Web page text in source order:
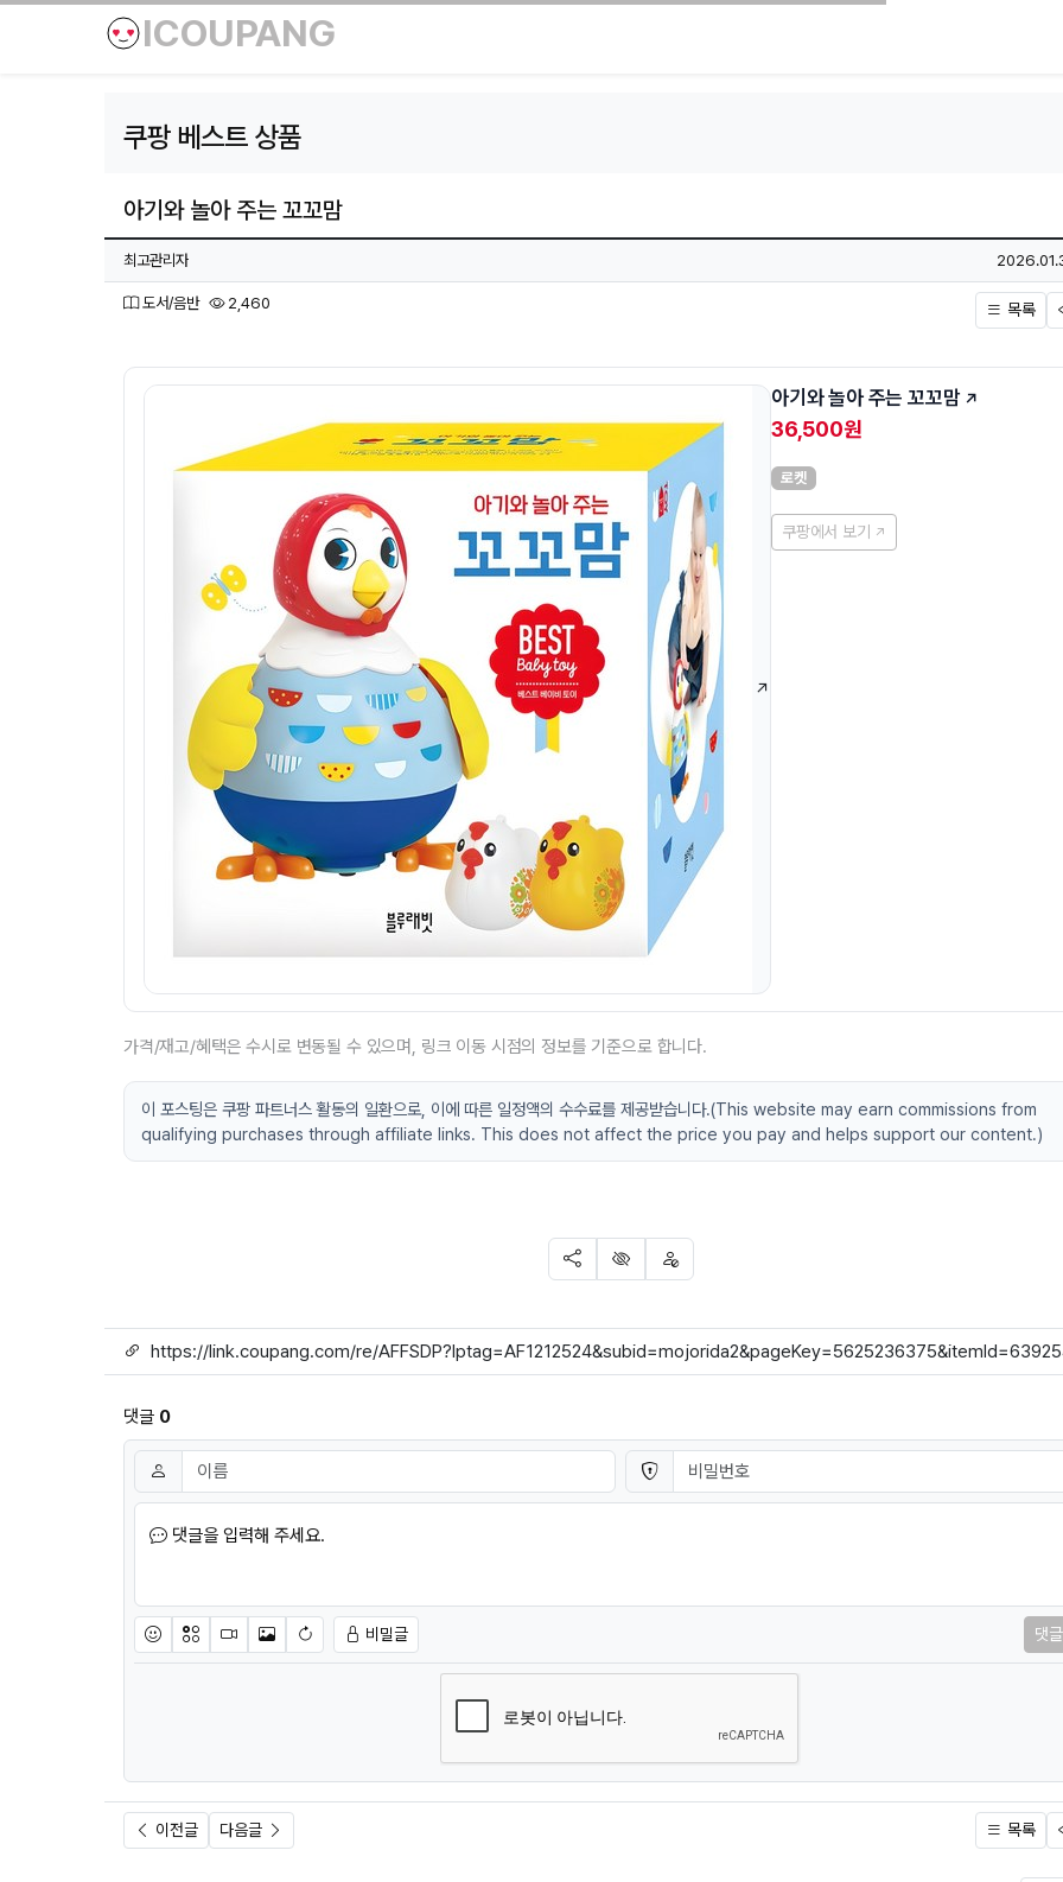
ICOUPANG
쿠팡 베스트 상품
아기와 놀아 주는 꼬꼬맘
페이지 정보
작성자
최고관리자 작성일
분류
도서/음반 2,460 목록
본문
아기와 놀아 주는 꼬꼬맘
36,500원
로켓
쿠팡에서 보기
가격/재고/혜택은 수시로 변동될 수 있으며, 링크 이동 시점의 정보를 기준으로 합니다.
이 포스팅은 쿠팡 파트너스 활동의 일환으로, 이에 따른 일정액의 수수료를 제공받습니다.(This website may earn commissions from
qualifying purchases through affiliate links. This does not affect the price you pay and helps support our content.)
SNS 공유
신고 차단
링크
댓글 0
댓글쓰기
이름 필수 비밀번호 필수
댓글을 입력해 주세요.
이모티콘아이콘동영상이미지새댓글 작성
비밀글 댓글
이전글 다음글 목록